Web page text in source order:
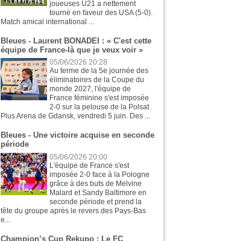
joueuses U21 a nettement
tourné en faveur des USA (5-0).
Match amical international ...
Bleues - Laurent BONADEI : « C'est cette
équipe de France-là que je veux voir »
05/06/2026 20:28
Au terme de la 5e journée des
éliminatoires de la Coupe du
monde 2027, l'équipe de
France féminine s'est imposée
2-0 sur la pelouse de la Polsat
Plus Arena de Gdansk, vendredi 5 juin. Des ...
Bleues - Une victoire acquise en seconde
période
05/06/2026 20:00
L'équipe de France s'est
imposée 2-0 face à la Pologne
grâce à des buts de Melvine
Malard et Sandy Baltimore en
seconde période et prend la
tête du groupe après le revers des Pays-Bas
e...
Champion’s Cup Rekupo : Le FC